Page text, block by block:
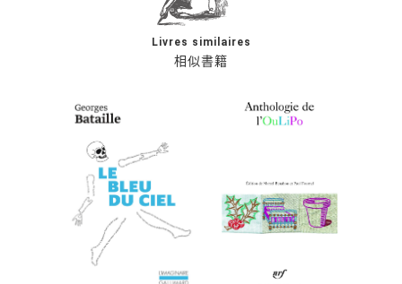
相似書籍
Livres similaires